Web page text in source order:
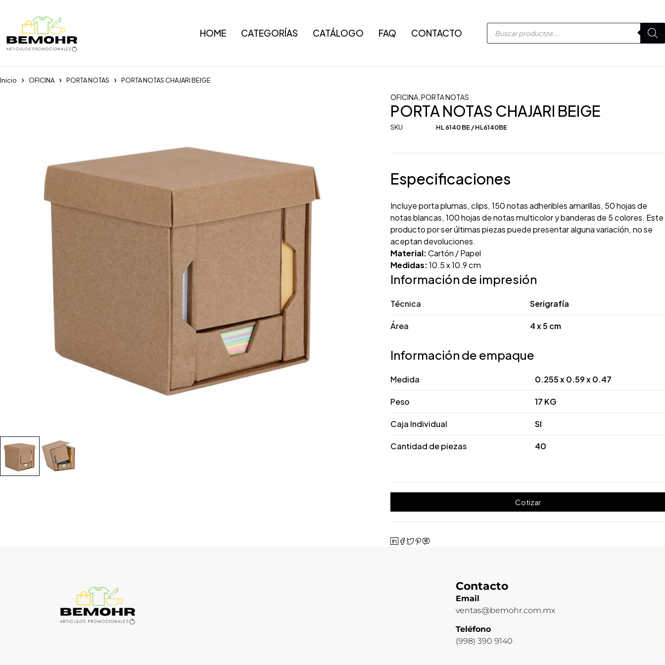
HOME CATEGORÍAS CATÁLOGO FAQ CONTACTO
Inicio OFICINA PORTA NOTAS PORTA NOTAS CHAJARI BEIGE
OFICINA ,PORTA NOTAS
PORTA NOTAS CHAJARI BEIGE
SKU HL 6140 BE / HL6140BE
Especificaciones
Incluye porta plumas, clips, 150 notas adheribles amarillas, 50 hojas de
notas blancas, 100 hojas de notas multicolor y banderas de 5 colores. Este
producto por ser últimas piezas puede presentar alguna variación, no se
aceptan devoluciones.
Material:Cartón / Papel
Medidas:10.5 x 10.9 cm
Información de impresión
Técnica Serigrafía
Área 4 x 5 cm
Información de empaque
Medida 0.255 x 0.59 x 0.47
Peso 17 KG
Caja Individual SI
Cantidad de piezas 40
Cotizar
Contacto
Email
ventas@bemohr.com.mx
Teléfono
(998) 390 9140